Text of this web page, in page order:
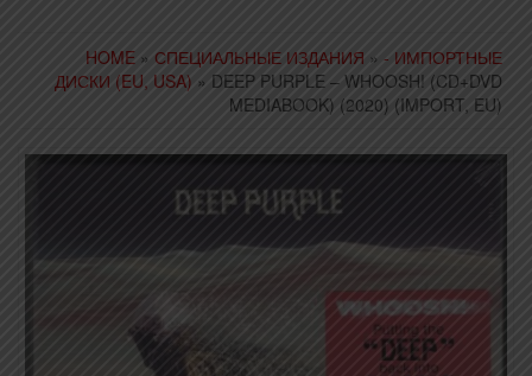
HOME » СПЕЦИАЛЬНЫЕ ИЗДАНИЯ » - ИМПОРТНЫЕ
ДИСКИ (EU, USA) » DEEP PURPLE – WHOOSH! (CD+DVD
MEDIABOOK) (2020) (IMPORT, EU)